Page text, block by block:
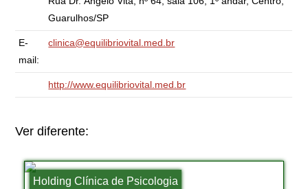
Guarulhos/SP
E-
mail:
clinica@equilibriovital.med.br
http://www.equilibriovital.med.br
Ver diferente:
Holding Clínica de Psicologia